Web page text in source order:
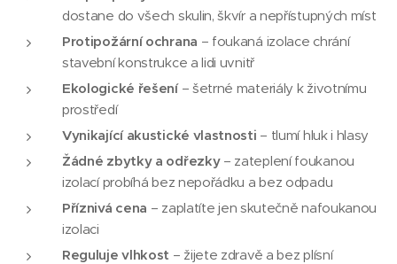
dostane do všech skulin, škvír a nepřístupných míst
Protipožární ochrana – foukaná izolace chrání
stavební konstrukce a lidi uvnitř
Ekologické řešení– šetrné materiály k životnímu
prostředí
Vynikající akustické vlastnosti – tlumí hluk i hlasy
Žádné zbytky a odřezky– zateplení foukanou
izolací probíhá bez nepořádku a bez odpadu
Příznivá cena – zaplatíte jen skutečně nafoukanou
izolaci
Reguluje vlhkost – žijete zdravě a bez plísní